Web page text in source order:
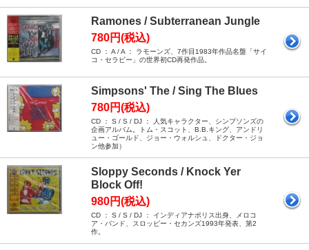
Ramones / Subterranean Jungle
780円(税込)
CD ： A / A ： ラモーンズ、7作目1983年作品名盤「サイ
コ・セラピー」の世界初CD再発作品。
Simpsons' The / Sing The Blues
780円(税込)
CD ： S / S / DJ ： 人気キャラクター、シンプソンズの
企画アルバム。トム・スコット、B.B.キング、アンドリ
ュー・ゴールド、ジョー・ウォルシュ、ドクター・ジョ
ン他参加）
Sloppy Seconds / Knock Yer
Block Off!
980円(税込)
CD ： S / S / DJ ： インディアナポリス出身、メロコ
ア・バンド、スロッピー・セカンズ1993年発表、第2
作。